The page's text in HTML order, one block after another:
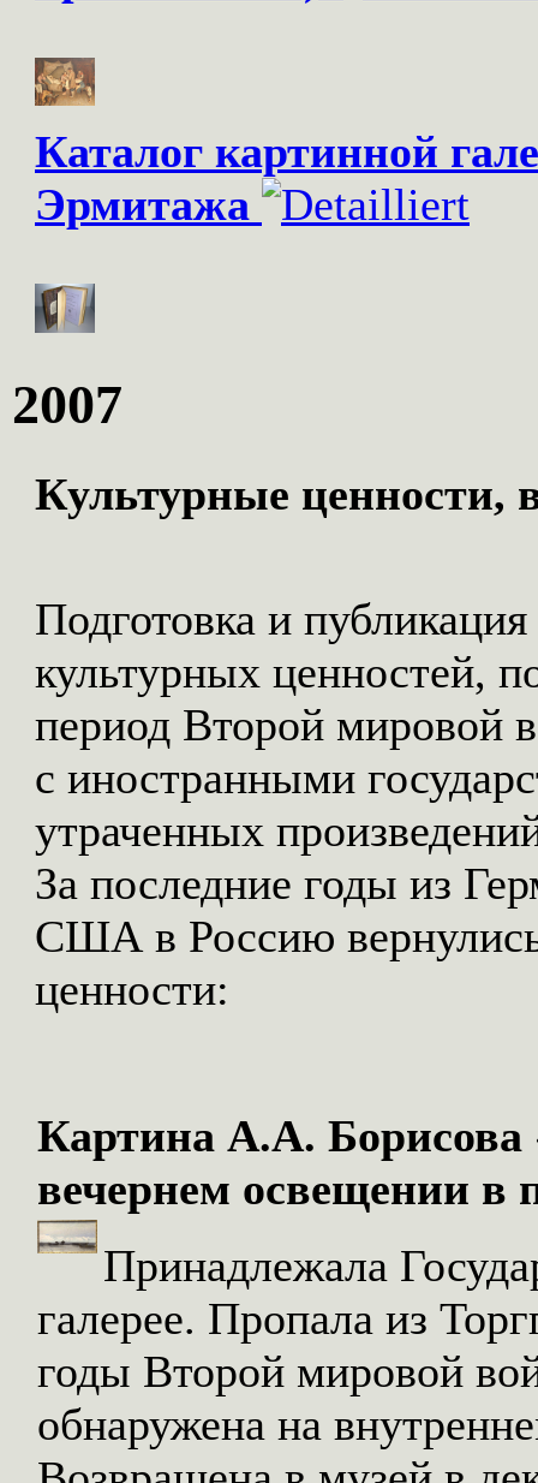
Каталог картинной
Эрмитажа
2007
Культурные ценности,
Подготовка и
культурных ценностей,
период Второй мировой
с иностранными
утраченных
За последние годы из
США в Россию
ценности:
Картина А.А.
вечернем освещении в
Принадлежала
галерее. Пропала из
годы Второй мировой
обнаружена на